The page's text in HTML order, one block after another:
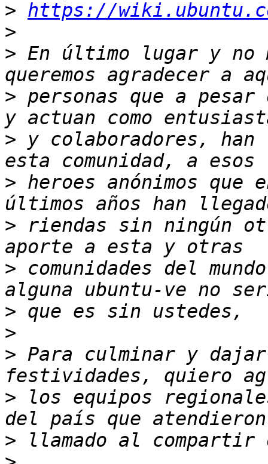
> https://
>
> En último lugar y no
> personas que a
> y colaboradores, han
> heroes anónimos que
> riendas sin ningún
> comunidades del
>
>
> Para culminar y
> los equipos
>